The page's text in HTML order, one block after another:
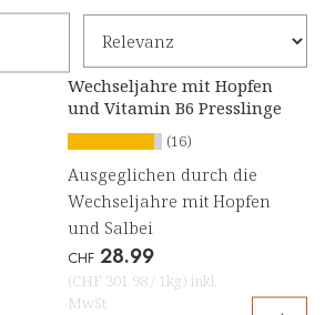
Wechseljahre mit Hopfen
und Vitamin B6 Presslinge
(16)
Ausgeglichen durch die
Wechseljahre mit Hopfen
und Salbei
CHF 28.99
(CHF 301.98 / 1kg) inkl.
MwSt